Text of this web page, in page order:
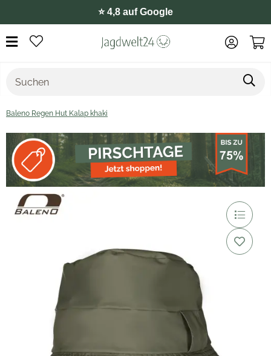
⭐️ 4,8 auf Google
Baleno Regen Hut Kalap khaki